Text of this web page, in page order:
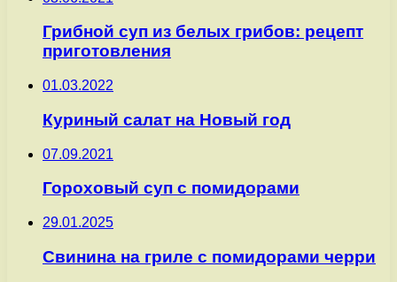
Грибной суп из белых грибов: рецепт
приготовления
01.03.2022
Куриный салат на Новый год
07.09.2021
Гороховый суп с помидорами
29.01.2025
Свинина на гриле с помидорами черри